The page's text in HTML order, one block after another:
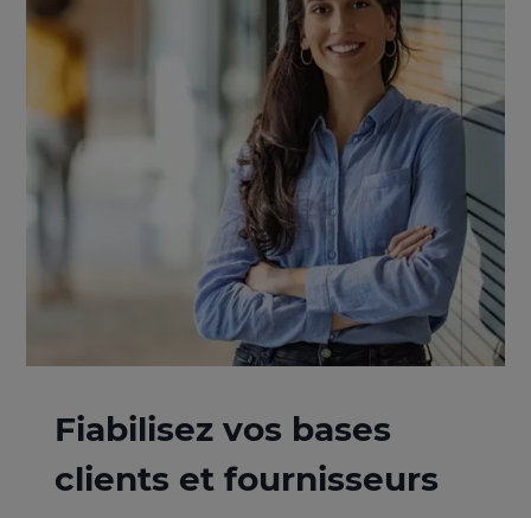
Fiabilisez vos bases
clients et fournisseurs